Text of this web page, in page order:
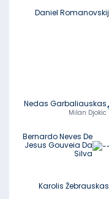
Daniel Romanovskij
Nedas Garbaliauskas
Milan Djokic
Bernardo Neves De
Jesus Gouveia Da
Silva
Karolis Žebrauskas